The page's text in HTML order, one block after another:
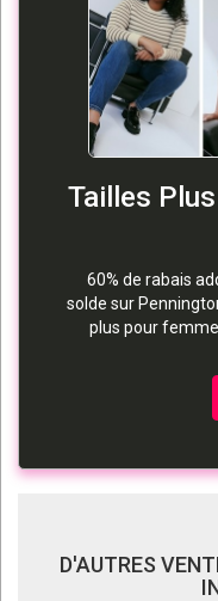
Tailles
60% de rabais
solde sur
plus pour
D'AUTRES